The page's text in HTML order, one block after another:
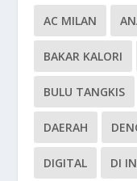
AC MILAN
BAKAR KALORI
BULU TANGKIS
DAERAH
DIGITAL DI